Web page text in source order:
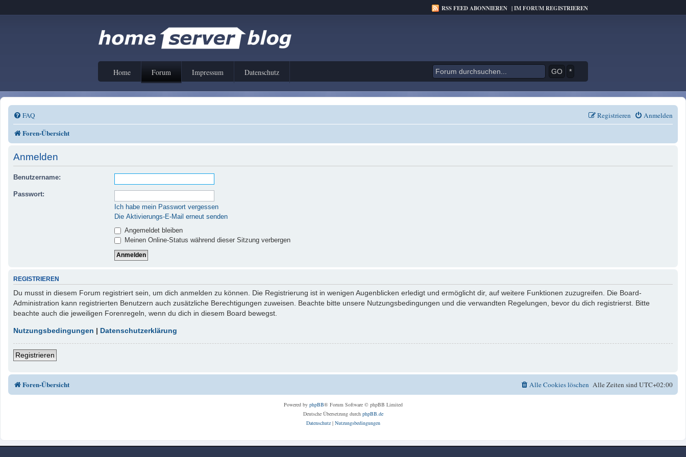
RSS FEED ABONNIEREN |IM FORUM REGISTRIEREN
Home Forum Impressum Datenschutz *
FAQ Anmelden
Registrieren
Foren-Übersicht
Anmelden
Benutzername:
Passwort:
Ich habe mein Passwort vergessen
Die Aktivierungs-E-Mail erneut senden
Angemeldet bleiben
Meinen Online-Status während dieser Sitzung verbergen
REGISTRIEREN
Du musst in diesem Forum registriert sein, um dich anmelden zu können. Die Registrierung ist in wenigen Augenblicken erledigt und ermöglicht dir, auf weitere Funktionen zuzugreifen. Die Board-
Administration kann registrierten Benutzern auch zusätzliche Berechtigungen zuweisen. Beachte bitte unsere Nutzungsbedingungen und die verwandten Regelungen, bevor du dich registrierst. Bitte
beachte auch die jeweiligen Forenregeln, wenn du dich in diesem Board bewegst.
Nutzungsbedingungen | Datenschutzerklärung
Registrieren
Foren-Übersicht Alle Zeiten sindUTC+02:00
Alle Cookies löschen
Powered by phpBB® Forum Software © phpBB Limited
Deutsche Übersetzung durch phpBB.de
Datenschutz| Nutzungsbedingungen